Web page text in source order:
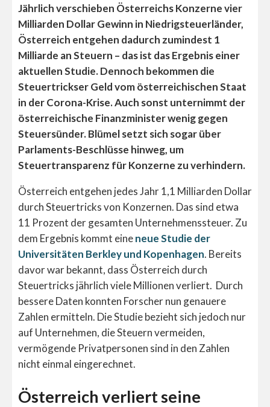
Jährlich verschieben Österreichs Konzerne vier
Milliarden Dollar Gewinn in Niedrigsteuerländer,
Österreich entgehen dadurch zumindest 1
Milliarde an Steuern – das ist das Ergebnis einer
aktuellen Studie. Dennoch bekommen die
Steuertrickser Geld vom österreichischen Staat
in der Corona-Krise. Auch sonst unternimmt der
österreichische Finanzminister wenig gegen
Steuersünder. Blümel setzt sich sogar über
Parlaments-Beschlüsse hinweg, um
Steuertransparenz für Konzerne zu verhindern.
Österreich entgehen jedes Jahr 1,1 Milliarden Dollar
durch Steuertricks von Konzernen. Das sind etwa
11 Prozent der gesamten Unternehmenssteuer. Zu
dem Ergebnis kommt eineneue Studie der
Universitäten Berkley und Kopenhagen. Bereits
davor war bekannt, dass Österreich durch
Steuertricks jährlich viele Millionen verliert. Durch
bessere Daten konnten Forscher nun genauere
Zahlen ermitteln. Die Studie bezieht sich jedoch nur
auf Unternehmen, die Steuern vermeiden,
vermögende Privatpersonen sind in den Zahlen
nicht einmal eingerechnet.
Österreich verliert seine